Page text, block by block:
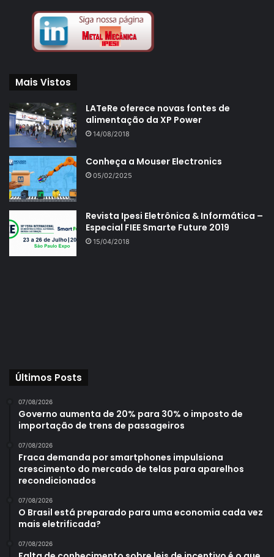
Mais Vistos
LATeRe oferece novas fontes de
alimentação da XP Power
14/08/2018
Conheça a Mouser Electronics
05/02/2025
Revista Ipesi Eletrônica & Informática –
Especial FIEE Smarte Future 2019
15/04/2018
Últimos Posts
07/08/2026
Governo aumenta de 20% para 30% o imposto de
importação de trens de passageiros
07/08/2026
Fraca demanda por smartphones impulsiona
crescimento do mercado de telas para aparelhos
recondicionados
07/08/2026
O Brasil está preparado para uma economia cada vez
mais eletrificada?
07/08/2026